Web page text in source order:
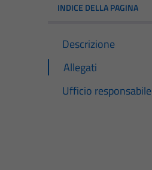
INDICE DELLA PAGINA
Descrizione
Allegati
Ufficio responsabile